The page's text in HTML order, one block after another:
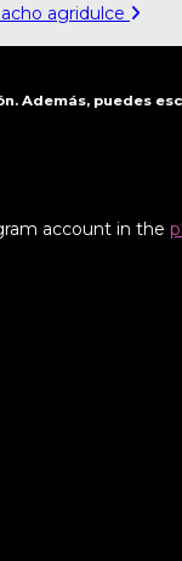
agridulce
Además, puedes
account in the